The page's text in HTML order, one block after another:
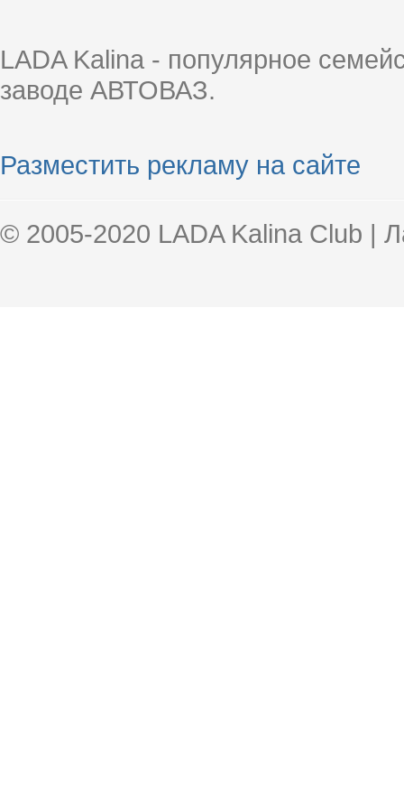
LADA Kalina - популярное
заводе АВТОВАЗ.
Разместить рекламу на сайте
© 2005-2020 LADA Kalina Club |